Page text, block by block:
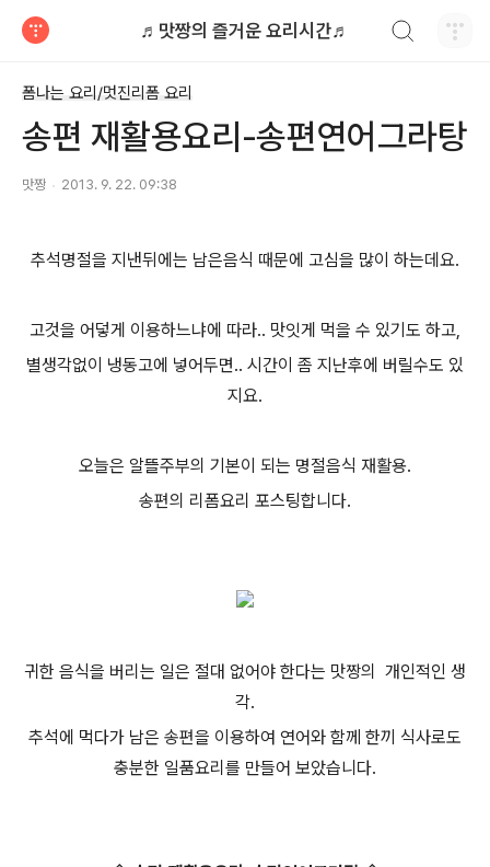
♬맛짱의 즐거운 요리시간♬
폼나는 요리/멋진리폼 요리
송편 재활용요리-송편연어그라탕
맛짱 2013. 9. 22. 09:38
추석명절을 지낸뒤에는 남은음식 때문에 고심을 많이 하는데요.
고것을 어덯게 이용하느냐에 따라.. 맛잇게 먹을 수 있기도 하고,
별생각없이 냉동고에 넣어두면.. 시간이 좀 지난후에 버릴수도 있
지요.
오늘은 알뜰주부의 기본이 되는 명절음식 재활용.
송편의 리폼요리 포스팅합니다.
귀한 음식을 버리는 일은 절대 없어야 한다는 맛짱의 개인적인 생
각.
추석에 먹다가 남은 송편을 이용하여 연어와 함께 한끼 식사로도
충분한 일품요리를 만들어 보았습니다.